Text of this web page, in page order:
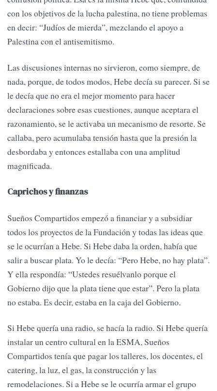
con los objetivos de la lucha palestina, no tiene problemas
en decir: “Judíos de mierda”, mezclando el apoyo a
Palestina con el antisemitismo.
Las discusiones internas no sirvieron, como siempre, de
nada, porque, de todos modos, Hebe decía su parecer. Si se
le decía que no era el mejor momento para hacer
declaraciones sobre esas cuestiones, aunque aceptara el
razonamiento, se le activaba un mecanismo de resorte. Se
callaba, pero acumulaba tensión hasta que la presión la
desbordaba y entonces estallaba con una amplitud
magnificada.
Caprichos y finanzas
Sueños Compartidos empezó a financiar y a subsidiar
todos los proyectos de la Fundación y todas las ideas que
se le ocurrían a Hebe. Si Hebe daba la orden, había que
salir a buscar plata. Yo le decía: “Pero Hebe, no hay plata”.
Y ella respondía: “Ustedes resuélvanlo porque el
Gobierno dijo que la plata tiene que estar”. Pero la plata
no estaba. Es decir, estaba en la caja del Gobierno.
Si Hebe quería una radio, se hacía la radio. Si Hebe quería
instalar un centro cultural en la ESMA, Sueños
Compartidos tenía que pagar los talleres, los docentes, el
catering, la luz, el gas, la construcción y las
remodelaciones. Si a Hebe se le ocurría armar el grupo